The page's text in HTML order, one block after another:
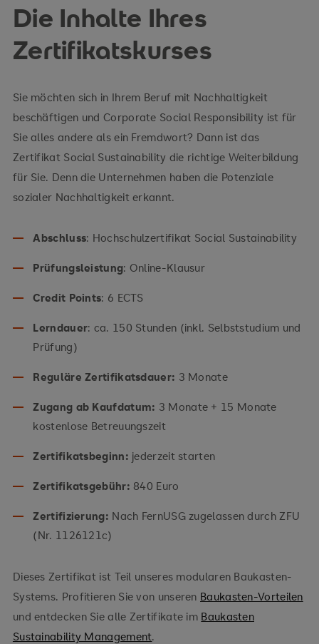
Die Inhalte Ihres
Zertifikatskurses
Sie möchten sich in Ihrem Beruf mit Nachhaltigkeit
beschäftigen und Corporate Social Responsibility ist für
Sie alles andere als ein Fremdwort? Dann ist das
Zertifikat Social Sustainability die richtige Weiterbildung
für Sie. Denn die Unternehmen haben die Potenziale
sozialer Nachhaltigkeit erkannt.
Abschluss: Hochschulzertifikat Social Sustainability
Prüfungsleistung: Online-Klausur
Credit Points: 6 ECTS
Lerndauer: ca. 150 Stunden (inkl. Selbststudium und
Prüfung)
Reguläre Zertifikatsdauer: 3 Monate
Zugang ab Kaufdatum: 3 Monate + 15 Monate
kostenlose Betreuungszeit
Zertifikatsbeginn: jederzeit starten
Zertifikatsgebühr: 840 Euro
Zertifizierung: Nach FernUSG zugelassen durch ZFU
(Nr. 1126121c)
Dieses Zertifikat ist Teil unseres modularen Baukasten-
Systems. Profitieren Sie von unseren Baukasten-Vorteilen
und entdecken Sie alle Zertifikate im Baukasten
Sustainability Management.